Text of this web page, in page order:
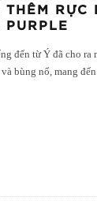
RỰC
PURPLE
đến từ Ý đã cho ra
bùng nổ, mang